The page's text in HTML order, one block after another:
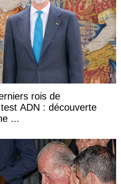
rois de
ADN : découverte
...